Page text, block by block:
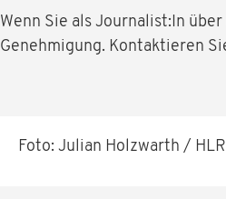
Wenn Sie als Journalist:In
Genehmigung. Kontaktieren
Foto: Julian Holzwarth /